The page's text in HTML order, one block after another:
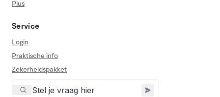
Plus
Service
Login
Praktische info
Zekerheidspakket